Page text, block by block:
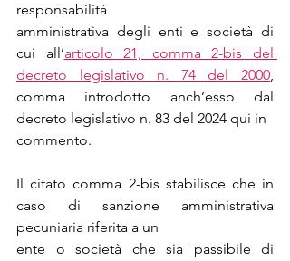
responsabilità
amministrativa degli enti e società di
cui all’articolo 21, comma 2-bis del
decreto legislativo n. 74 del 2000,
comma introdotto anch’esso dal
decreto legislativo n. 83 del 2024 qui in
commento.
Il citato comma 2-bis stabilisce che in
caso di sanzione amministrativa
pecuniaria riferita a un
ente o società che sia passibile di